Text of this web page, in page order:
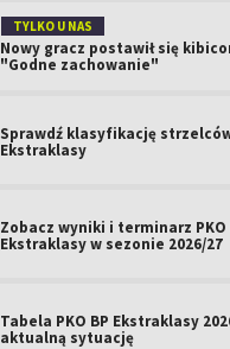
TYLKO U NAS
Nowy gracz postawił się
"Godne zachowanie"
Sprawdź klasyfikację strzelców
Ekstraklasy
Zobacz wyniki i terminarz PKO
Ekstraklasy w sezonie 2026/27
Tabela PKO BP Ekstraklasy
aktualną sytuację